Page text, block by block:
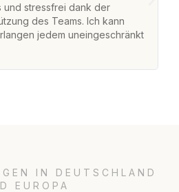
stressfrei dank der
des Teams. Ich kann
jedem uneingeschränkt
IN DEUTSCHLAND
EUROPA